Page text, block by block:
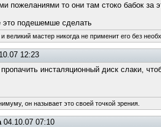
пожеланиями то они там стоко бабок за
это подешемше сделать
великий мастер никогда не применит его без
12:23
пропачить инсталяционный диск слаки,
он называет это своей точкой зрения.
04.10.07 07:10